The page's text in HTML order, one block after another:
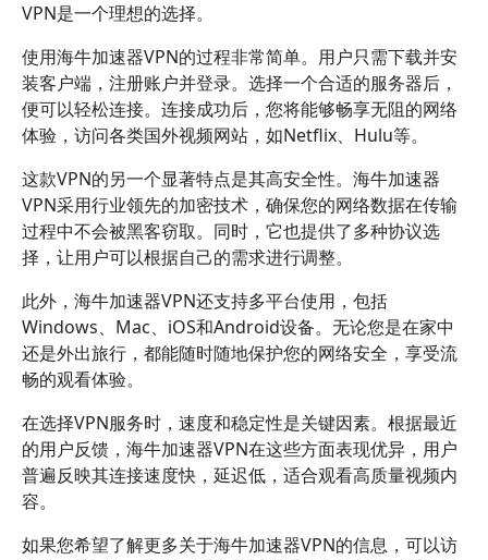
VPN是一个理想的选择。
使用海牛加速器VPN的过程非常简单。用户只需下载并安
装客户端，注册账户并登录。选择一个合适的服务器后，
便可以轻松连接。连接成功后，您将能够畅享无阻的网络
体验，访问各类国外视频网站，如Netflix、Hulu等。
这款VPN的另一个显著特点是其高安全性。海牛加速器
VPN采用行业领先的加密技术，确保您的网络数据在传输
过程中不会被黑客窃取。同时，它也提供了多种协议选
择，让用户可以根据自己的需求进行调整。
此外，海牛加速器VPN还支持多平台使用，包括
Windows、Mac、iOS和Android设备。无论您是在家中
还是外出旅行，都能随时随地保护您的网络安全，享受流
畅的观看体验。
在选择VPN服务时，速度和稳定性是关键因素。根据最近
的用户反馈，海牛加速器VPN在这些方面表现优异，用户
普遍反映其连接速度快，延迟低，适合观看高质量视频内
容。
如果您希望了解更多关于海牛加速器VPN的信息，可以访